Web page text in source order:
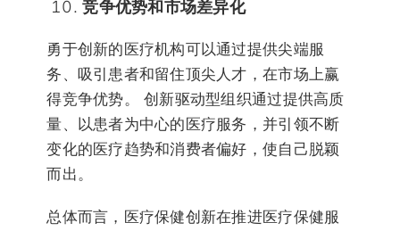
竞争优势和市场差异化
勇于创新的医疗机构可以通过提供尖端服
务、吸引患者和留住顶尖人才，在市场上赢
得竞争优势。 创新驱动型组织通过提供高质
量、以患者为中心的医疗服务，并引领不断
变化的医疗趋势和消费者偏好，使自己脱颖
而出。
总体而言，医疗保健创新在推进医疗保健服